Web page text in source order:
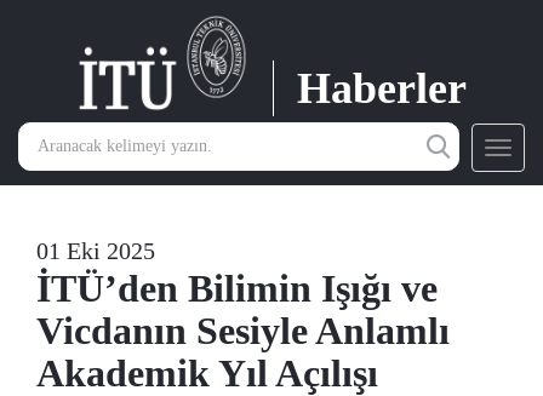
Haberler
01 Eki 2025
İTÜ’den Bilimin Işığı ve
Vicdanın Sesiyle Anlamlı
Akademik Yıl Açılışı